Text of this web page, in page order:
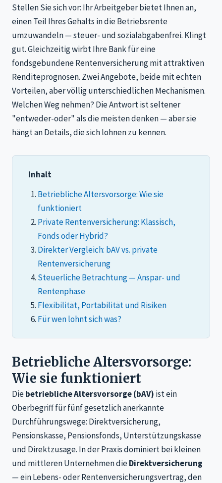
Stellen Sie sich vor: Ihr Arbeitgeber bietet Ihnen an,
einen Teil Ihres Gehalts in die Betriebsrente
umzuwandeln — steuer- und sozialabgabenfrei. Klingt
gut. Gleichzeitig wirbt Ihre Bank für eine
fondsgebundene Rentenversicherung mit attraktiven
Renditeprognosen. Zwei Angebote, beide mit echten
Vorteilen, aber völlig unterschiedlichen Mechanismen.
Welchen Weg nehmen? Die Antwort ist seltener
"entweder-oder" als die meisten denken — aber sie
hängt an Details, die sich lohnen zu kennen.
Inhalt
Betriebliche Altersvorsorge: Wie sie
funktioniert
Private Rentenversicherung: Klassisch,
Fonds oder Hybrid?
Direkter Vergleich: bAV vs. private
Rentenversicherung
Steuerliche Betrachtung — Anspar- und
Rentenphase
Flexibilität, Portabilität und Risiken
Für wen lohnt sich was?
Betriebliche Altersvorsorge:
Wie sie funktioniert
Diebetriebliche Altersvorsorge (bAV) ist ein
Oberbegriff für fünf gesetzlich anerkannte
Durchführungswege: Direktversicherung,
Pensionskasse, Pensionsfonds, Unterstützungskasse
und Direktzusage. In der Praxis dominiert bei kleinen
und mittleren Unternehmen dieDirektversicherung
— ein Lebens- oder Rentenversicherungsvertrag, den